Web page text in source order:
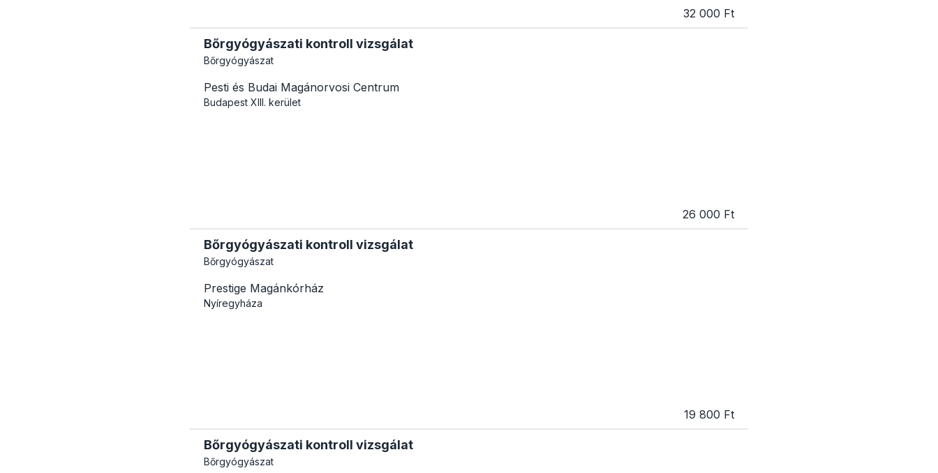
32 000 Ft
Bőrgyógyászati kontroll vizsgálat
Bőrgyógyászat
Pesti és Budai Magánorvosi Centrum
Budapest XIII. kerület
26 000 Ft
Bőrgyógyászati kontroll vizsgálat
Bőrgyógyászat
Prestige Magánkórház
Nyíregyháza
19 800 Ft
Bőrgyógyászati kontroll vizsgálat
Bőrgyógyászat